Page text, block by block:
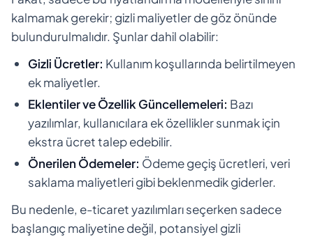
kalmamak gerekir; gizli maliyetler de göz önünde
bulundurulmalıdır. Şunlar dahil olabilir:
Gizli Ücretler: Kullanım koşullarında belirtilmeyen
ek maliyetler.
Eklentiler ve Özellik Güncellemeleri: Bazı
yazılımlar, kullanıcılara ek özellikler sunmak için
ekstra ücret talep edebilir.
Önerilen Ödemeler: Ödeme geçiş ücretleri, veri
saklama maliyetleri gibi beklenmedik giderler.
Bu nedenle, e-ticaret yazılımları seçerken sadece
başlangıç maliyetine değil, potansiyel gizli